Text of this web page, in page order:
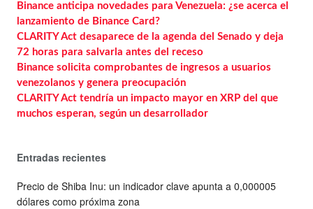
Binance anticipa novedades para Venezuela: ¿se acerca el
lanzamiento de Binance Card?
CLARITY Act desaparece de la agenda del Senado y deja
72 horas para salvarla antes del receso
Binance solicita comprobantes de ingresos a usuarios
venezolanos y genera preocupación
CLARITY Act tendría un impacto mayor en XRP del que
muchos esperan, según un desarrollador
Entradas recientes
Precio de Shiba Inu: un indicador clave apunta a 0,000005
dólares como próxima zona